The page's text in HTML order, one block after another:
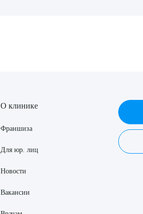
О клинике
Франшиза
Для юр. лиц
Новости
Вакансии